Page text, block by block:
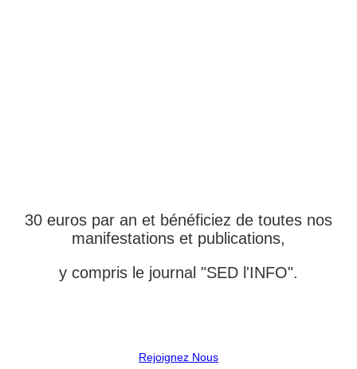
30 euros par an et bénéficiez de toutes nos
manifestations et publications,
y compris le journal "SED l'INFO".
Rejoignez Nous